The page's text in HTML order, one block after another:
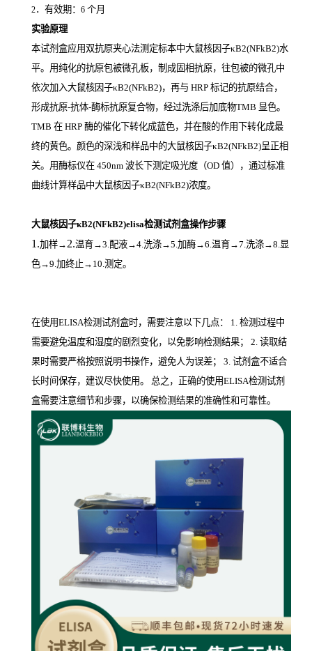
2．有效期： 6 个月
实验原理
本试剂盒应用双抗原夹心法测定标本中大鼠核因子κB2(NFkB2)水
平。用纯化的抗原包被微孔板，制成固相抗原，往包被的微孔中
依次加入大鼠核因子κB2(NFkB2)，再与 HRP 标记的抗原结合，
形成抗原-抗体-酶标抗原复合物，经过洗涤后加底物TMB 显色。
TMB 在 HRP 酶的催化下转化成蓝色，并在酸的作用下转化成最
终的黄色。颜色的深浅和样品中的大鼠核因子κB2(NFkB2)呈正相
关。用酶标仪在 450nm 波长下测定吸光度（OD 值），通过标准
曲线计算样品中大鼠核因子κB2(NFkB2)浓度。
大鼠核因子κB2(NFkB2)elisa检测试剂盒操作步骤
1.加样→ 2.温育→3.配液→4.洗涤→5.加酶→6.温育→7.洗涤→8.显
色→9.加终止→10.测定。
在使用ELISA检测试剂盒时，需要注意以下几点： 1. 检测过程中
需要避免温度和湿度的剧烈变化，以免影响检测结果； 2. 读取结
果时需要严格按照说明书操作，避免人为误差； 3. 试剂盒不适合
长时间保存，建议尽快使用。 总之，正确的使用ELISA检测试剂
盒需要注意细节和步骤，以确保检测结果的准确性和可靠性。